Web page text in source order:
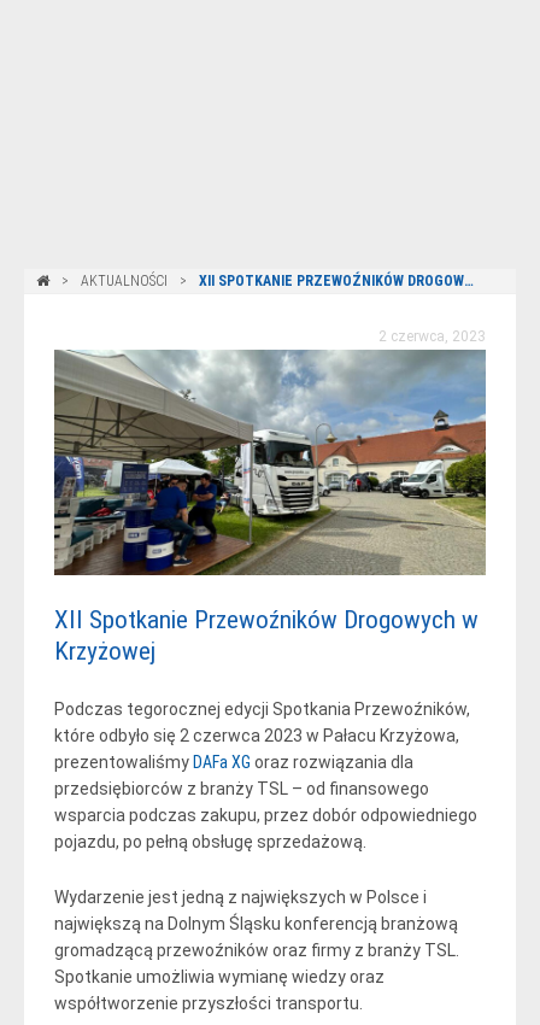
AKTUALNOŚCI XII SPOTKANIE PRZEWOŹNIKÓW DROGOWYCH W KRZYŻOWEJ
2 czerwca, 2023
XII Spotkanie Przewoźników Drogowych w
Krzyżowej
Podczas tegorocznej edycji Spotkania Przewoźników,
które odbyło się 2 czerwca 2023 w Pałacu Krzyżowa,
prezentowaliśmy DAFa XG oraz rozwiązania dla
przedsiębiorców z branży TSL – od finansowego
wsparcia podczas zakupu, przez dobór odpowiedniego
pojazdu, po pełną obsługę sprzedażową.
Wydarzenie jest jedną z największych w Polsce i
największą na Dolnym Śląsku konferencją branżową
gromadzącą przewoźników oraz firmy z branży TSL.
Spotkanie umożliwia wymianę wiedzy oraz
współtworzenie przyszłości transportu.